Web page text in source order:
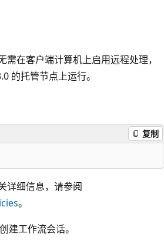
在客户端计算机上启用远程处理，
的托管节点上运行。
复制
详细信息，请参阅
。
建工作流会话。